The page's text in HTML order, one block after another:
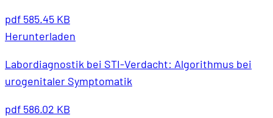
pdf 585.45 KB
Herunterladen
Labordiagnostik bei STI-Verdacht: Algorithmus bei
urogenitaler Symptomatik
pdf 586.02 KB